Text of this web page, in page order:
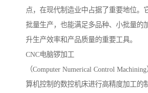
点，在现代制造业中占据了重要地位。
批量生产，也能满足多品种、小批量的
升生产效率和产品质量的重要工具。
CNC电脑锣加工
（Computer Numerical Control
算机控制的数控机床进行高精度加工的